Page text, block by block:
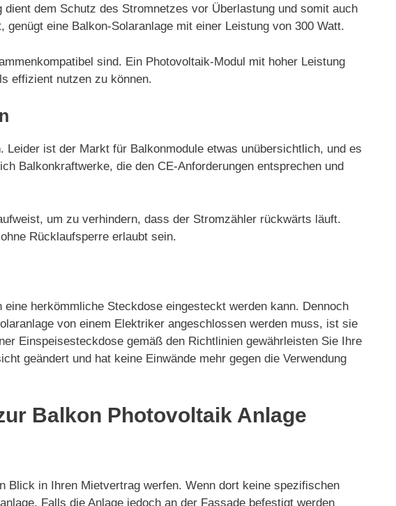
dem Schutz des Stromnetzes vor Überlastung und somit auch
eine Balkon-Solaranlage mit einer Leistung von 300 Watt.
sind. Ein Photovoltaik-Modul mit hoher Leistung
effizient nutzen zu können.
ist der Markt für Balkonmodule etwas unübersichtlich, und es
Balkonkraftwerke, die den CE-Anforderungen entsprechen und
um zu verhindern, dass der Stromzähler rückwärts läuft.
Rücklaufsperre erlaubt sein.
herkömmliche Steckdose eingesteckt werden kann. Dennoch
von einem Elektriker angeschlossen werden muss, ist sie
Einspeisesteckdose gemäß den Richtlinien gewährleisten Sie Ihre
geändert und hat keine Einwände mehr gegen die Verwendung
Balkon Photovoltaik Anlage
Blick in Ihren Mietvertrag werfen. Wenn dort keine spezifischen
Falls die Anlage jedoch an der Fassade befestigt werden